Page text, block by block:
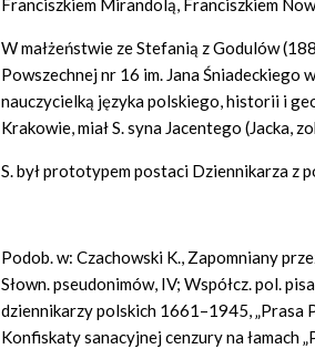
Franciszkiem Mirandolą, Franciszkiem
W małżeństwie ze Stefanią z Godulów
Powszechnej nr 16 im. Jana Śniadeckiego
nauczycielką języka polskiego, historii i
Krakowie, miał S. syna Jacentego (Jacka,
S. był prototypem postaci Dziennikarza z
Podob. w: Czachowski K., Zapomniany
Słown. pseudonimów, IV; Współcz. pol.
dziennikarzy polskich 1661–1945, „Prasa
Konfiskaty sanacyjnej cenzury na łamach